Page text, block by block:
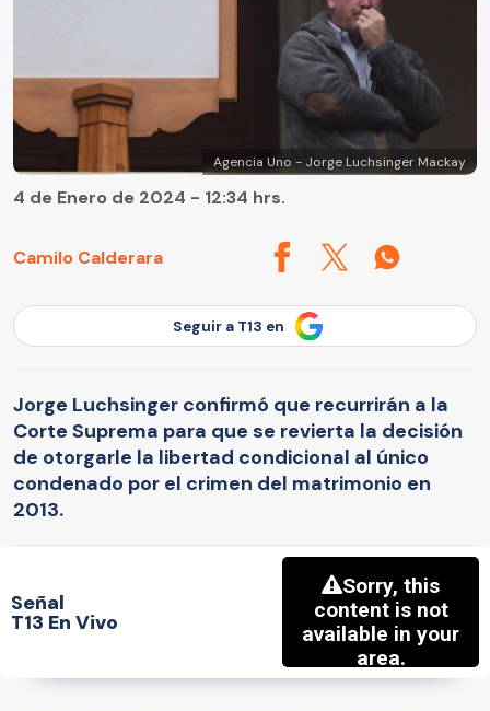
Agencia Uno - Jorge Luchsinger Mackay
Camilo Calderara
4 de Enero de 2024 - 12:34 hrs.
Seguir a T13 en
Jorge Luchsinger confirmó que recurrirán a la
Corte Suprema para que se revierta la decisión
de otorgarle la libertad condicional al único
condenado por el crimen del matrimonio en
2013.
Señal
T13 En Vivo